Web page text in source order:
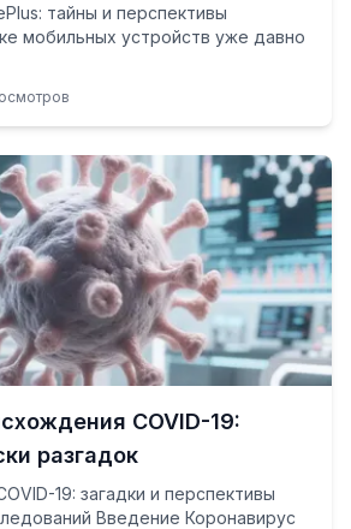
тайны и перспективы
мобильных устройств уже давно
COVID-19:
разгадок
19: загадки и перспективы
Введение Коронавирус